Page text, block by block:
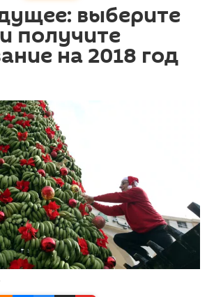
выберите
получите
на 2018 год